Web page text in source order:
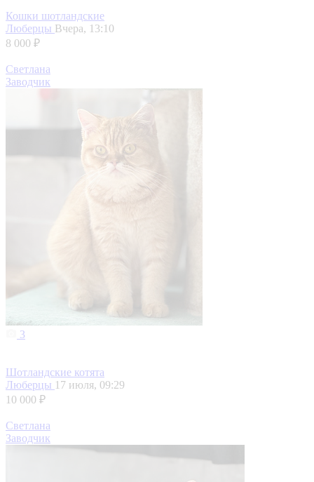
Кошки шотландские
Люберцы Вчера, 13:10
8 000 ₽
Светлана
Заводчик
3
Шотландские котята
Люберцы 17 июля, 09:29
10 000 ₽
Светлана
Заводчик